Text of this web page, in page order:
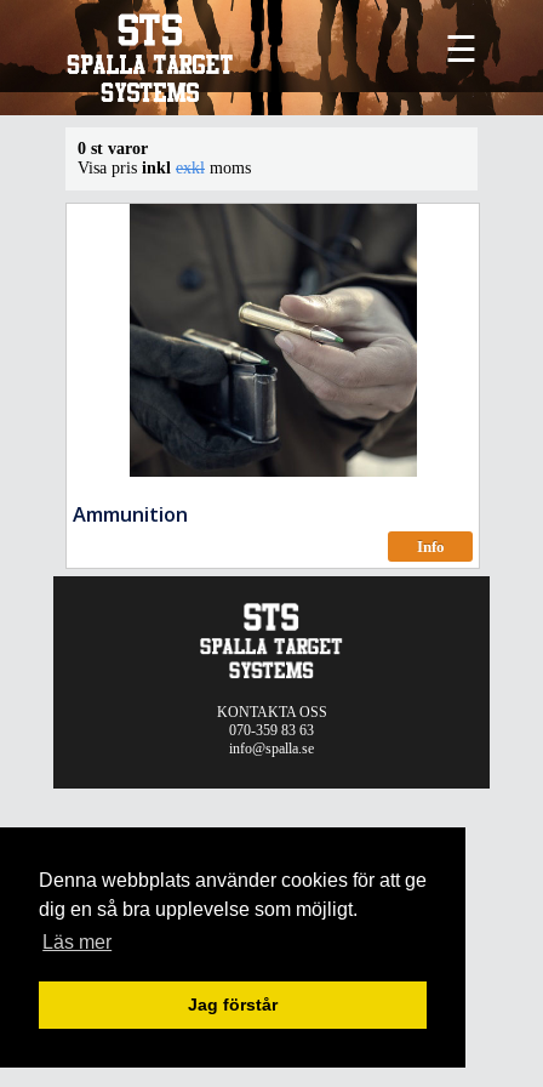
Denna webbplats använder cookies för att ge
dig en så bra upplevelse som möjligt.
Läs mer
Jag förstår
☰
0 st varor
Visa pris inkl exkl moms
Ammunition
Info
KONTAKTA OSS
070-359 83 63
info@spalla.se